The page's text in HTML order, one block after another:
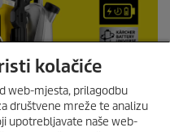
kolačiće
web-mjesta, prilagodbu
društvene mreže te analizu
upotrebljavate naše web-